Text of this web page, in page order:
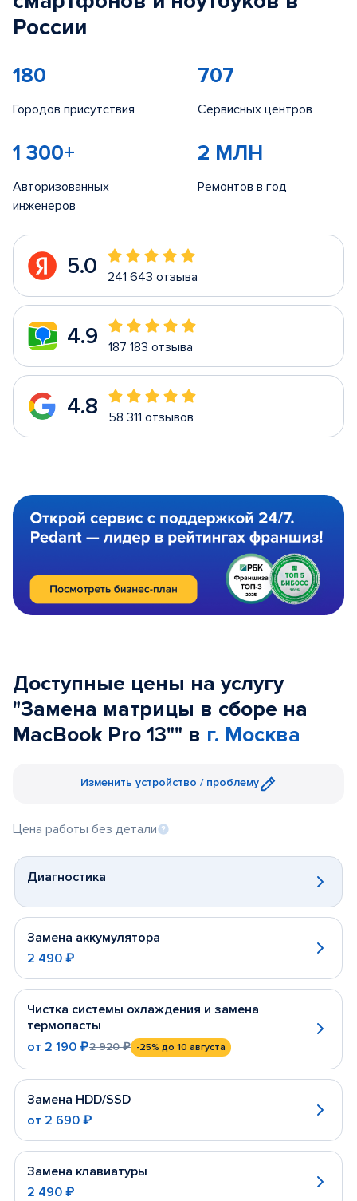
России
180
Городов присутствия
707
Сервисных центров
1 300+
Авторизованных
инженеров
2 МЛН
Ремонтов в год
5.0 241 643 отзыва
4.9 187 183 отзыва
4.8 58 311 отзывов
Доступные цены на услугу
"Замена матрицы в сборе на
MacBook Pro 13"" в г. Москва
Изменить устройство / проблему
Цена работы без детали
Диагностика
Замена аккумулятора
2 490 ₽
Чистка системы охлаждения и замена
термопасты
от 2 190 ₽2 920 ₽ -25% до 10 августа
Замена HDD/SSD
от 2 690 ₽
Замена клавиатуры
2 490 ₽